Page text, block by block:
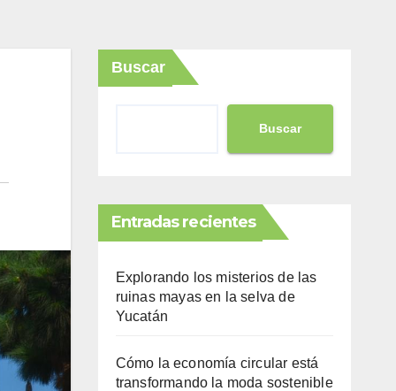
Buscar
Buscar
Entradas recientes
Explorando los misterios de las
ruinas mayas en la selva de
Yucatán
Cómo la economía circular está
transformando la moda sostenible